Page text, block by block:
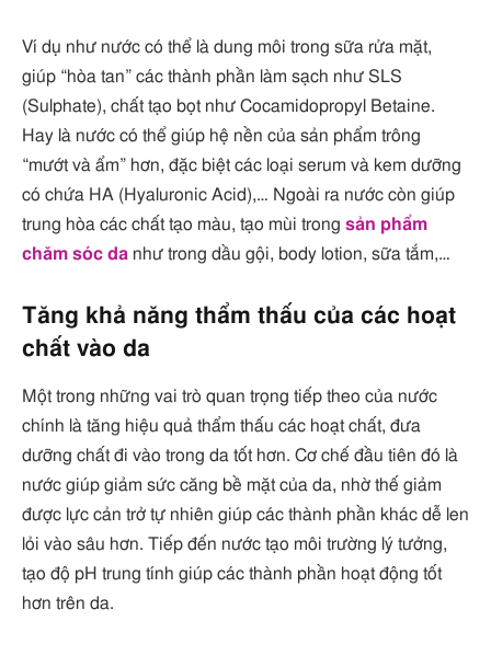
Ví dụ như nước có thể là dung môi trong sữa rửa mặt,
giúp “hòa tan” các thành phần làm sạch như SLS
(Sulphate), chất tạo bọt như Cocamidopropyl Betaine.
Hay là nước có thể giúp hệ nền của sản phẩm trông
“mướt và ẩm” hơn, đặc biệt các loại serum và kem dưỡng
có chứa HA (Hyaluronic Acid),… Ngoài ra nước còn giúp
trung hòa các chất tạo màu, tạo mùi trong sản phẩm
chăm sóc da như trong dầu gội, body lotion, sữa tắm,…
Tăng khả năng thẩm thấu của các hoạt
chất vào da
Một trong những vai trò quan trọng tiếp theo của nước
chính là tăng hiệu quả thẩm thấu các hoạt chất, đưa
dưỡng chất đi vào trong da tốt hơn. Cơ chế đầu tiên đó là
nước giúp giảm sức căng bề mặt của da, nhờ thế giảm
được lực cản trở tự nhiên giúp các thành phần khác dễ len
lỏi vào sâu hơn. Tiếp đến nước tạo môi trường lý tưởng,
tạo độ pH trung tính giúp các thành phần hoạt động tốt
hơn trên da.